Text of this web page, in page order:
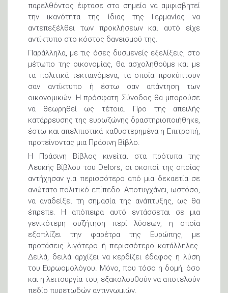
παρελθόντος έφτασε στο σημείο να αμφισβητεί
την ικανότητα της ίδιας της Γερμανίας να
αντεπεξέλθει των προκλήσεων και αυτό είχε
αντίκτυπο στο κόστος δανεισμού της.
Παράλληλα, με τις όσες δυσμενείς εξελίξεις, στο
μέτωπο της οικονομίας, θα ασχοληθούμε και με
τα πολιτικά τεκταινόμενα, τα οποία προκύπτουν
σαν αντίκτυπο ή έστω σαν απάντηση των
οικονομικών. Η πρόσφατη Σύνοδος θα μπορούσε
να θεωρηθεί ως τέτοια. Προ της απειλής
κατάρρευσης της ευρωζώνης δραστηριοποιήθηκε,
έστω και απελπιστικά καθυστερημένα η Επιτροπή,
προτείνοντας μια Πράσινη Βίβλο.
Η Πράσινη Βίβλος κινείται στα πρότυπα της
Λευκής Βίβλου του Delors, οι σκοποί της οποίας
αντήχησαν για περισσότερο από μια δεκαετία σε
ανώτατο πολιτικό επίπεδο. Αποτυγχάνει, ωστόσο,
να αναδείξει τη σημασία της ανάπτυξης, ως θα
έπρεπε. Η απόπειρα αυτό εντάσσεται σε μια
γενικότερη συζήτηση περί λύσεων, η οποία
εξοπλίζει την φαρέτρα της Ευρώπης, με
προτάσεις λιγότερο ή περισσότερο κατάλληλες.
Δειλά, δειλά αρχίζει να κερδίζει έδαφος η λύση
του Ευρωομολόγου. Μόνο, που τόσο η δομή, όσο
και η λειτουργία του, εξακολουθούν να αποτελούν
πεδίο πυρετωδών αντιγνωμιών.